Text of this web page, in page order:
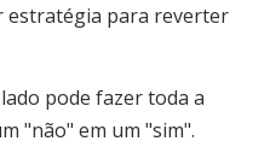
estratégia para reverter
pode fazer toda a
"não" em um "sim".